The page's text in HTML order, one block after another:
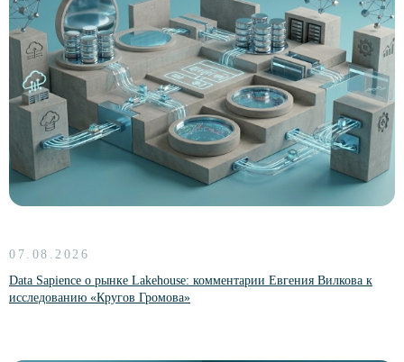
07.08.2026
Data Sapience о рынке Lakehouse: комментарии Евгения Вилкова к
исследованию «Кругов Громова»